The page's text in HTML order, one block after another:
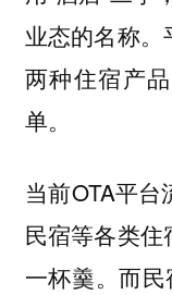
业态的名称
两种住宿产
单。
当前OTA平台
民宿等各类
一杯羹。而民